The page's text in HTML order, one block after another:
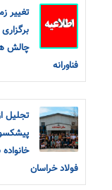
تغییر
برگزاری
چالش
فناورانه
تجلیل
فولاد خراسان